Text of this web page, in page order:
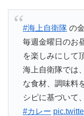
#海上自衛隊の
毎週金曜日のお
を楽しみにして
海上自衛隊では
な食材、調味料
シピに基づいて
#カレー